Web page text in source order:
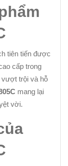
tiên tiến được
cấp trong
vượt trội và hỗ
mang lại
vời.